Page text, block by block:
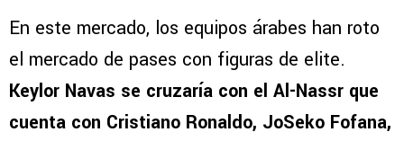
En este mercado, los equipos árabes han roto
el mercado de pases con figuras de elite.
Keylor Navas se cruzaría con el Al-Nassr que
cuenta con Cristiano Ronaldo, JoSeko Fofana,